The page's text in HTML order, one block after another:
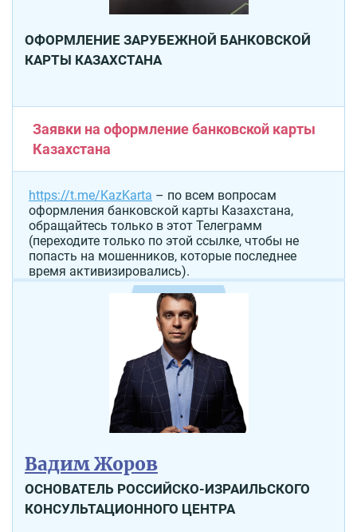
ОФОРМЛЕНИЕ ЗАРУБЕЖНОЙ БАНКОВСКОЙ
КАРТЫ КАЗАХСТАНА
Заявки на оформление банковской карты
Казахстана
https://t.me/KazKarta – по всем вопросам
оформления банковской карты Казахстана,
обращайтесь только в этот Телеграмм
(переходите только по этой ссылке, чтобы не
попасть на мошенников, которые последнее
время активизировались).
Вадим Жоров
ОСНОВАТЕЛЬ РОССИЙСКО-ИЗРАИЛЬСКОГО
КОНСУЛЬТАЦИОННОГО ЦЕНТРА